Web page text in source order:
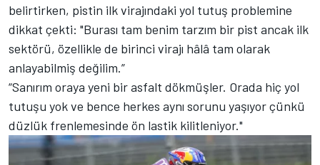
belirtirken, pistin ilk virajındaki yol tutuş problemine
dikkat çekti: "Burası tam benim tarzım bir pist ancak ilk
sektörü, özellikle de birinci virajı hâlâ tam olarak
anlayabilmiş değilim.”
“Sanırım oraya yeni bir asfalt dökmüşler. Orada hiç yol
tutuşu yok ve bence herkes aynı sorunu yaşıyor çünkü
düzlük frenlemesinde ön lastik kilitleniyor."